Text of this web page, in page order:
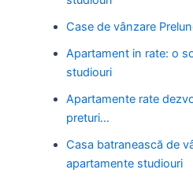
Case de vânzare
Apartament in rate: o
studiouri
Apartamente rate
preturi…
Casa batranească de
apartamente studiouri